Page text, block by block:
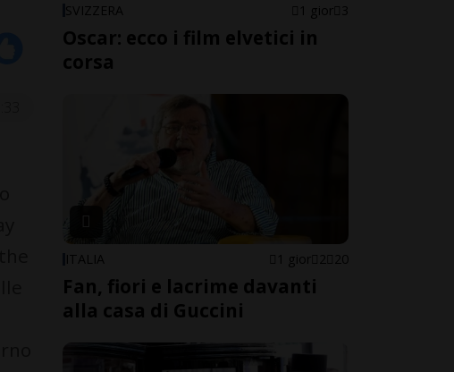
SVIZZERA 1 gior 3
Oscar: ecco i film elvetici in
corsa
ITALIA 1 gior 2 20
Fan, fiori e lacrime davanti
alla casa di Guccini